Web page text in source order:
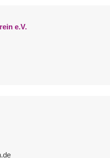
e.V.